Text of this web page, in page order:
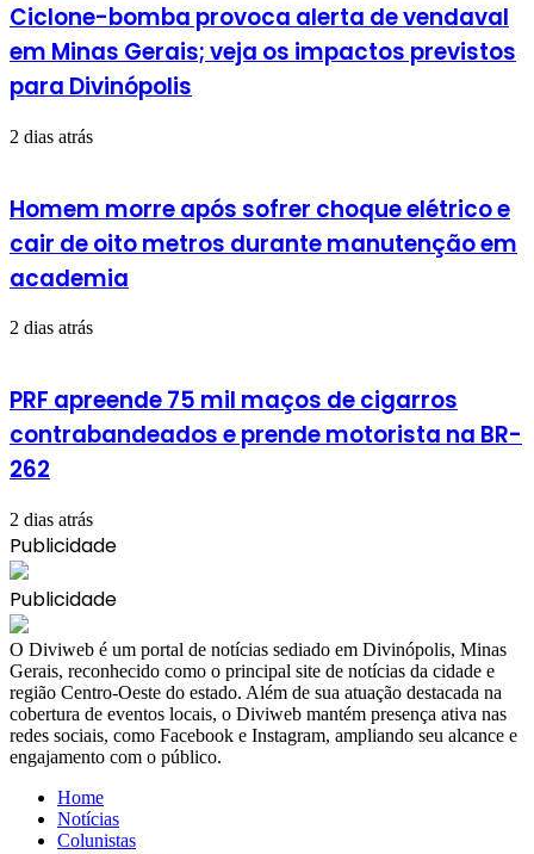
Ciclone-bomba provoca alerta de vendaval
em Minas Gerais; veja os impactos previstos
para Divinópolis
2 dias atrás
Homem morre após sofrer choque elétrico e
cair de oito metros durante manutenção em
academia
2 dias atrás
PRF apreende 75 mil maços de cigarros
contrabandeados e prende motorista na BR-
262
2 dias atrás
Publicidade
Publicidade
​O Diviweb é um portal de notícias sediado em Divinópolis, Minas
Gerais, reconhecido como o principal site de notícias da cidade e
região Centro-Oeste do estado. Além de sua atuação destacada na
cobertura de eventos locais, o Diviweb mantém presença ativa nas
redes sociais, como Facebook e Instagram, ampliando seu alcance e
engajamento com o público.
Home
Notícias
Colunistas